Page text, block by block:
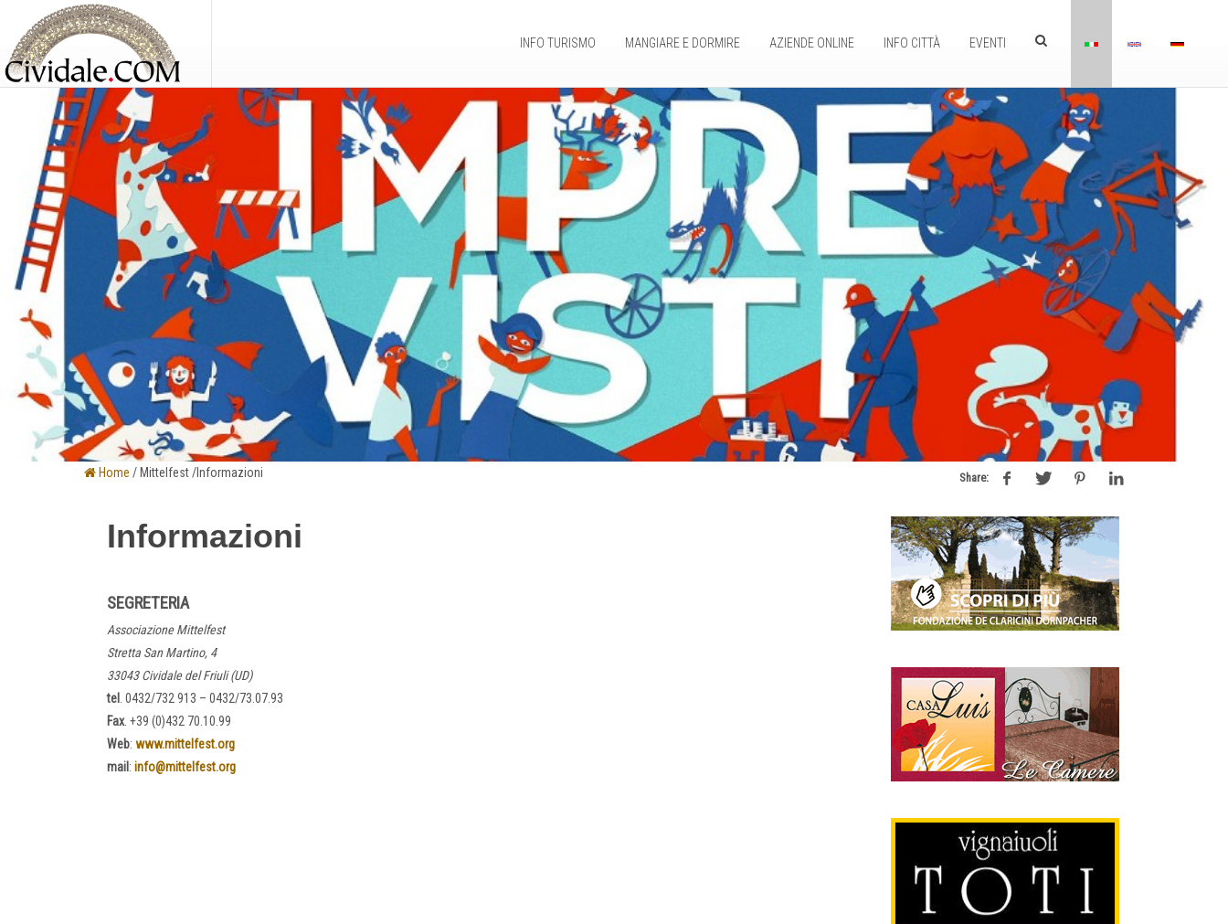
INFO TURISMO MANGIARE E DORMIRE AZIENDE ONLINE INFO CITTÀ EVENTI
Home / Mittelfest /Informazioni Share:
Informazioni
SEGRETERIA
Associazione Mittelfest
Stretta San Martino, 4
33043 Cividale del Friuli (UD)
tel . 0432/732 913 – 0432/73.07.93
Fax. +39 (0)432 70.10.99
Web: www.mittelfest.org
mail : info@mittelfest.org